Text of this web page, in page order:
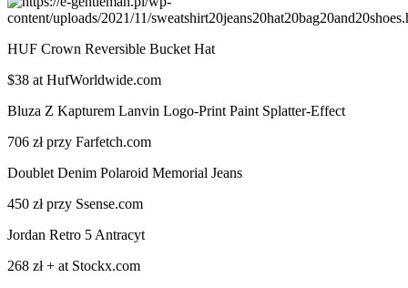
HUF Crown Reversible Bucket Hat
$38 at HufWorldwide.com
Bluza Z Kapturem Lanvin Logo-Print Paint Splatter-Effect
706 zł przy Farfetch.com
Doublet Denim Polaroid Memorial Jeans
450 zł przy Ssense.com
Jordan Retro 5 Antracyt
268 zł + at Stockx.com